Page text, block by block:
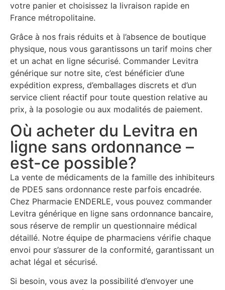
votre panier et choisissez la livraison rapide en
France métropolitaine.
Grâce à nos frais réduits et à l’absence de boutique
physique, nous vous garantissons un tarif moins cher
et un achat en ligne sécurisé. Commander Levitra
générique sur notre site, c’est bénéficier d’une
expédition express, d’emballages discrets et d’un
service client réactif pour toute question relative au
prix, à la posologie ou aux modalités de paiement.
Où acheter du Levitra en
ligne sans ordonnance –
est-ce possible?
La vente de médicaments de la famille des inhibiteurs
de PDE5 sans ordonnance reste parfois encadrée.
Chez Pharmacie ENDERLE, vous pouvez commander
Levitra générique en ligne sans ordonnance bancaire,
sous réserve de remplir un questionnaire médical
détaillé. Notre équipe de pharmaciens vérifie chaque
envoi pour s’assurer de la conformité, garantissant un
achat légal et sécurisé.
Si besoin, vous avez la possibilité d’envoyer une